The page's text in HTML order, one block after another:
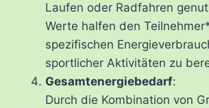
Laufen oder Radfahren
Werte halfen den
spezifischen
sportlicher Aktivitäten zu
Gesamtenergiebedarf:
Durch die Kombination von